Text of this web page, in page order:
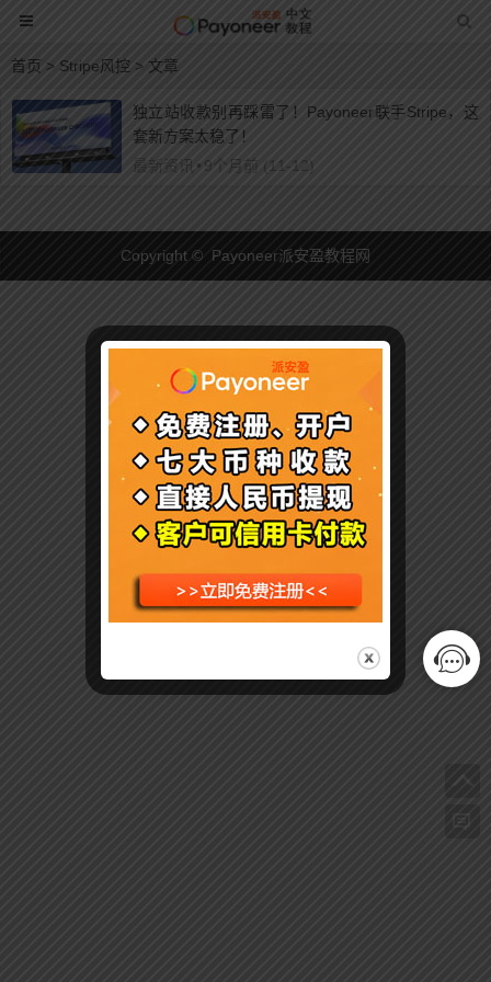
首页 > Stripe风控 > 文章
独立站收款别再踩雷了！Payoneer联手Stripe，这
套新方案太稳了！
最新资讯 • 9个月前 (11-12)
Copyright © Payoneer派安盈教程网